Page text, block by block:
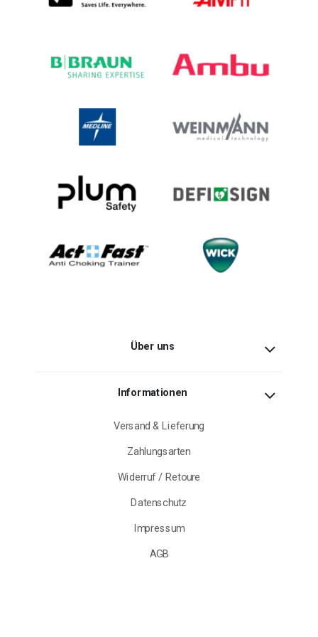
Über uns
Informationen
Versand & Lieferung
Zahlungsarten
Widerruf / Retoure
Datenschutz
Impressum
AGB